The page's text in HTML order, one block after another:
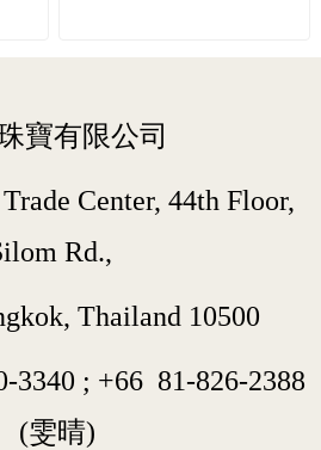
寶有限公司
Center, 44th Floor,
Rd.,
Thailand 10500
3340 ; +66 81-826-2388
(雯晴)